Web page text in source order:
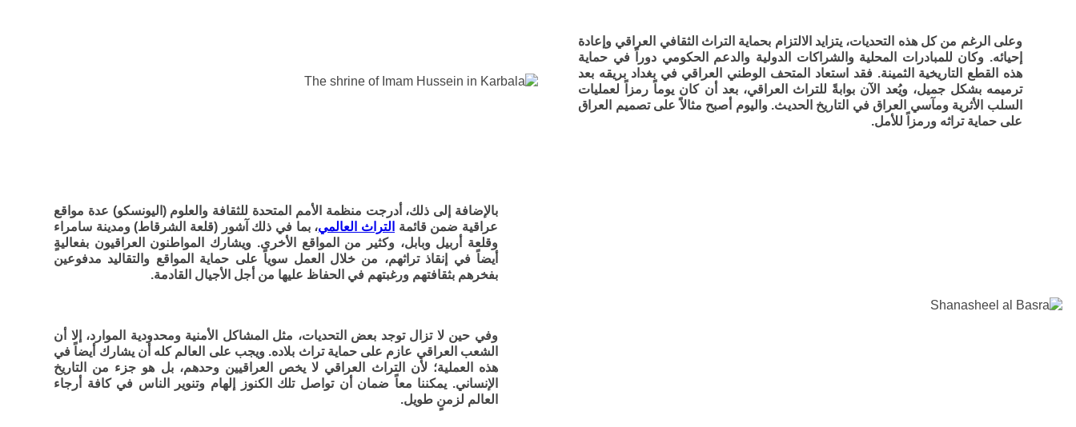
وعلى الرغم من كل هذه التحديات، يتزايد الالتزام بحماية التراث الثقافي العراقي وإعادة
إحيائه. وكان للمبادرات المحلية والشراكات الدولية والدعم الحكومي دوراً في حماية
هذه القطع التاريخية الثمينة. فقد استعاد المتحف الوطني العراقي في بغداد بريقه بعد
ترميمه بشكل جميل، ويُعد الآن بوابةً للتراث العراقي، بعد أن كان يوماً رمزاً لعمليات
السلب الأثرية ومآسي العراق في التاريخ الحديث. واليوم أصبح مثالاً على تصميم العراق
على حماية تراثه ورمزاً للأمل.
بالإضافة إلى ذلك، أدرجت منظمة الأمم المتحدة للثقافة والعلوم (اليونسكو) عدة مواقع
عراقية ضمن قائمة
التراث العالمي، بما في ذلك آشور (قلعة الشرقاط) ومدينة سامراء
وقلعة أربيل وبابل، وكثير من المواقع الأخرى. ويشارك المواطنون العراقيون بفعاليةٍ
أيضاً في إنقاذ تراثهم، من خلال العمل سوياً على حماية المواقع والتقاليد مدفوعين
بفخرهم بثقافتهم ورغبتهم في الحفاظ عليها من أجل الأجيال القادمة.
وفي حين لا تزال توجد بعض التحديات، مثل المشاكل الأمنية ومحدودية الموارد، إلا أن
الشعب العراقي عازم على حماية تراث بلاده. ويجب على العالم كله أن يشارك أيضاً في
هذه العملية؛ لأن التراث العراقي لا يخص العراقيين وحدهم، بل هو جزء من التاريخ
الإنساني. يمكننا معاً ضمان أن تواصل تلك الكنوز إلهام وتنوير الناس في كافة أرجاء
العالم لزمنٍ طويل.